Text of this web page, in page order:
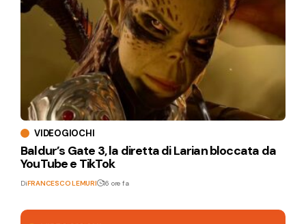
VIDEOGIOCHI
Baldur’s Gate 3, la diretta di Larian bloccata da
YouTube e TikTok
DiFRANCESCO LEMURI 16 ore fa